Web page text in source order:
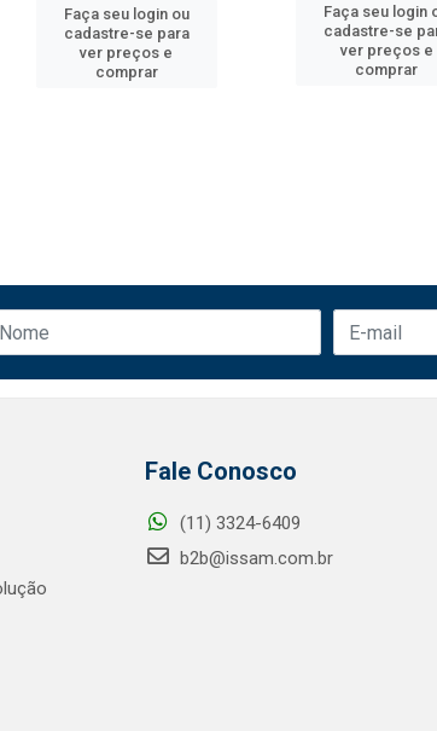
Faça seu login ou
cadastre-se para
ver preços e
comprar
Faça seu login
cadastre-se
ver preços e
comprar
Fale Conosco
(11) 3324-6409
b2b@issam.com.br